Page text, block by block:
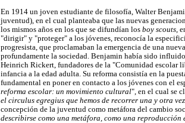
En 1914 un joven estudiante de filosofía, Walter
juventud), en el cual planteaba que las nuevas
los mismos años en los que se difundían los boy scouts ,
"dirigir" y "proteger" a los jóvenes, reconocía la
progresista, que proclamaban la emergencia de una
profundamente la sociedad. Benjamin había sido
Heinrich Rickert, fundadores de la "Comunidad escolar
infancia a la edad adulta. Su reforma consistía en la
fundamental en poner en contacto a los jóvenes con el
reforma escolar: un movimiento cultural", en el cual se
el circulus egregius que hemos de recorrer una y otra
concepción de la juventud como metáfora del cambio
describirse como una metáfora, como una